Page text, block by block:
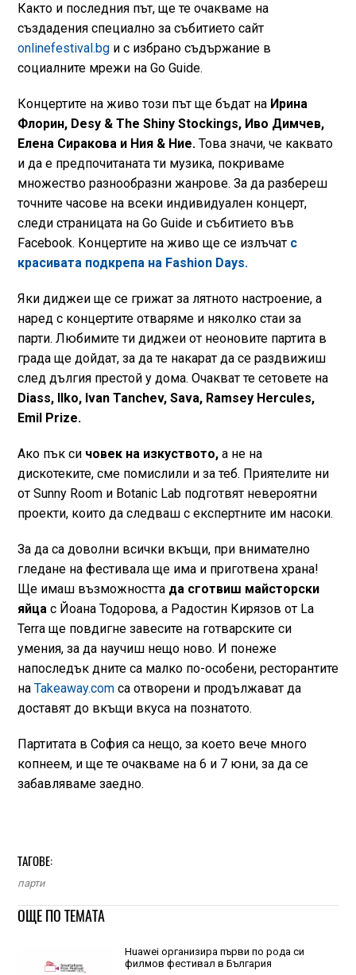
Както и последния път, ще те очакваме на
създадения специално за събитието сайт
onlinefestival.bgи с избрано съдържание в
социалните мрежи на Go Guide.
Концертите на живо този път ще бъдат на Ирина
Флорин, Desy & The Shiny Stockings, Иво Димчев,
Елена Сиракова и Ния & Ние.Това значи, че каквато
и да е предпочитаната ти музика, покриваме
множество разнообразни жанрове. За да разбереш
точните часове на всеки индивидуален концерт,
следи страницата на Go Guide и събитието във
Facebook. Концертите на живо ще се излъчат с
красивата подкрепа на Fashion Days.
Яки диджеи ще се грижат за лятното настроение, а
наред с концертите отваряме и няколко стаи за
парти. Любимите ти диджеи от неоновите партита в
града ще дойдат, за да те накарат да се раздвижиш
след дългия престой у дома. Очакват те сетовете на
Diass, Ilko, Ivan Tanchev, Sava, Ramsey Hercules,
Emil Prizе.
Ако пък си човек на изкуството,а не на
дискотеките, сме помислили и за теб. Приятелите ни
от Sunny Room и Botanic Lab подготвят невероятни
проекти, които да следваш с експертните им насоки.
За да са доволни всички вкъщи, при внимателно
гледане на фестивала ще има и приготвена храна!
Ще имаш възможността да сготвиш майсторски
яйцас Йоана Тодорова, а Радостин Кирязов от La
Terra ще повдигне завесите на готварските си
умения, за да научиш нещо ново. И понеже
напоследък дните са малко по-особени, ресторантите
на Takeaway.comса отворени и продължават да
доставят до вкъщи вкуса на познатото.
Партитата в София са нещо, за което вече много
копнеем, и ще те очакваме на 6 и 7 юни, за да се
забавляваме заедно.
ТАГОВЕ:
парти
ОЩЕ ПО ТЕМАТА
Huawei организира първи по рода си
филмов фестивал в България